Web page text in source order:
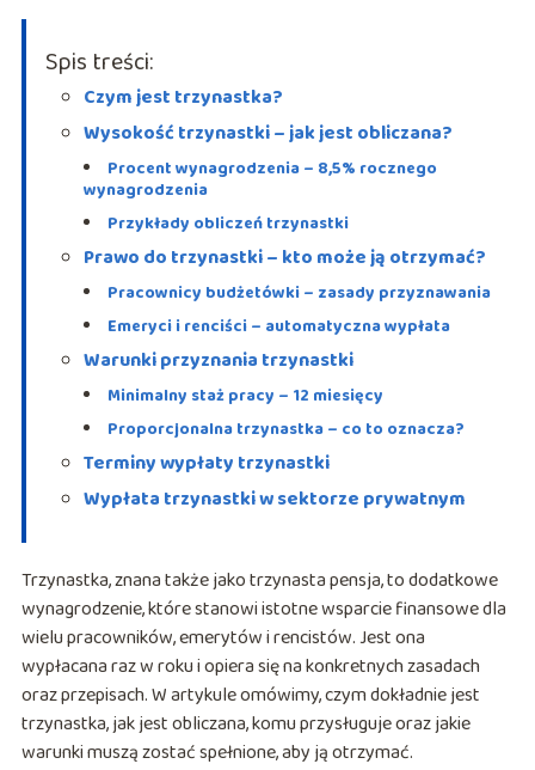
Spis treści:
Czym jest trzynastka?
Wysokość trzynastki – jak jest obliczana?
Procent wynagrodzenia – 8,5% rocznego
wynagrodzenia
Przykłady obliczeń trzynastki
Prawo do trzynastki – kto może ją otrzymać?
Pracownicy budżetówki – zasady przyznawania
Emeryci i renciści – automatyczna wypłata
Warunki przyznania trzynastki
Minimalny staż pracy – 12 miesięcy
Proporcjonalna trzynastka – co to oznacza?
Terminy wypłaty trzynastki
Wypłata trzynastki w sektorze prywatnym
Trzynastka, znana także jako trzynasta pensja, to dodatkowe
wynagrodzenie, które stanowi istotne wsparcie finansowe dla
wielu pracowników, emerytów i rencistów. Jest ona
wypłacana raz w roku i opiera się na konkretnych zasadach
oraz przepisach. W artykule omówimy, czym dokładnie jest
trzynastka, jak jest obliczana, komu przysługuje oraz jakie
warunki muszą zostać spełnione, aby ją otrzymać.